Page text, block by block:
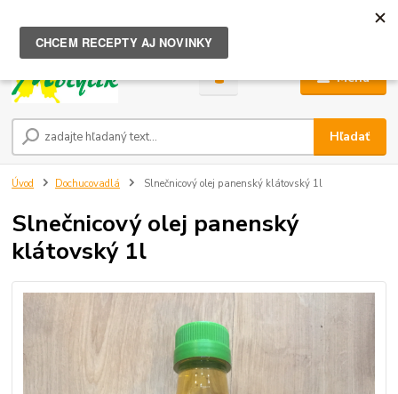
Menu
Hľadať
ks
0,00 €
Úvod Dochucovadlá Slnečnicový olej panenský klátovský 1l
Slnečnicový olej panenský
klátovský 1l